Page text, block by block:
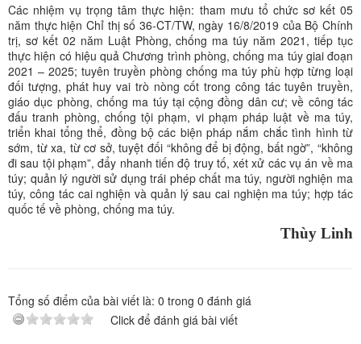
Các nhiệm vụ trọng tâm thực hiện: tham mưu tổ chức sơ kết 05
năm thực hiện Chỉ thị số 36-CT/TW, ngày 16/8/2019 của Bộ Chính
trị, sơ kết 02 năm Luật Phòng, chống ma túy năm 2021, tiếp tục
thực hiện có hiệu quả Chương trình phòng, chống ma túy giai đoạn
2021 – 2025; tuyên truyền phòng chống ma túy phù hợp từng loại
đối tượng, phát huy vai trò nòng cốt trong công tác tuyên truyền,
giáo dục phòng, chống ma túy tại cộng đồng dân cư; về công tác
đấu tranh phòng, chống tội phạm, vi phạm pháp luật về ma túy,
triển khai tổng thể, đồng bộ các biện pháp nắm chắc tình hình từ
sớm, từ xa, từ cơ sở, tuyệt đối “không để bị động, bất ngờ”, “không
đi sau tội phạm”, đẩy nhanh tiến độ truy tố, xét xử các vụ án về ma
túy; quản lý người sử dụng trái phép chất ma túy, người nghiện ma
túy, công tác cai nghiện và quản lý sau cai nghiện ma túy; hợp tác
quốc tế về phòng, chống ma túy.
Thùy Linh
Tổng số điểm của bài viết là: 0 trong 0 đánh giá
Click để đánh giá bài viết